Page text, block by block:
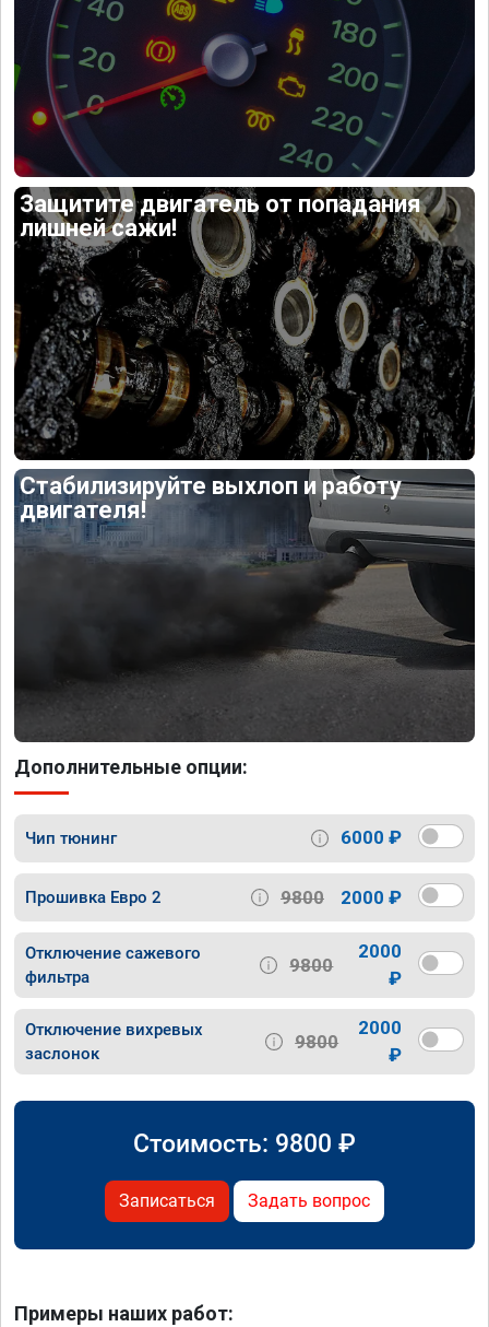
Защитите двигатель от попадания
лишней сажи!
Стабилизируйте выхлоп и работу
двигателя!
Дополнительные опции:
Чип тюнинг 6000 ₽
Прошивка Евро 2 9800 2000 ₽
Отключение сажевого
фильтра
9800
2000
₽
Отключение вихревых
заслонок
9800
2000
₽
Стоимость: 9800 ₽
Записаться Задать вопрос
Примеры наших работ: